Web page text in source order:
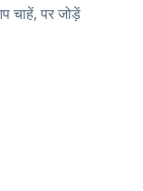
चाहें, पर जोड़ें